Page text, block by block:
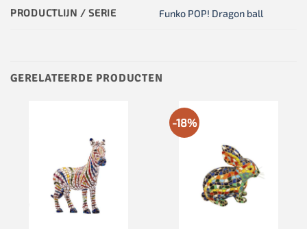
PRODUCTLIJN / SERIE Funko POP! Dragon ball
GERELATEERDE PRODUCTEN
-18%